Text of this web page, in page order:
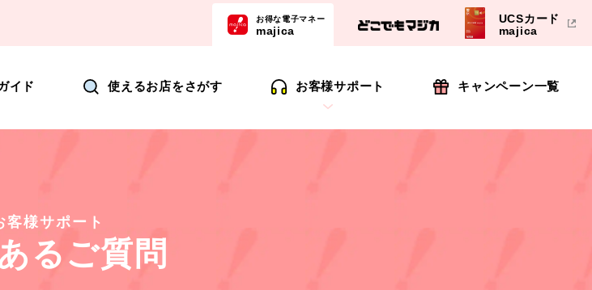
お得な電子マネー
majica
UCSカード
majica
イド 使えるお店をさがす お客様サポート キャンペーン一覧
客様サポート
るご質問